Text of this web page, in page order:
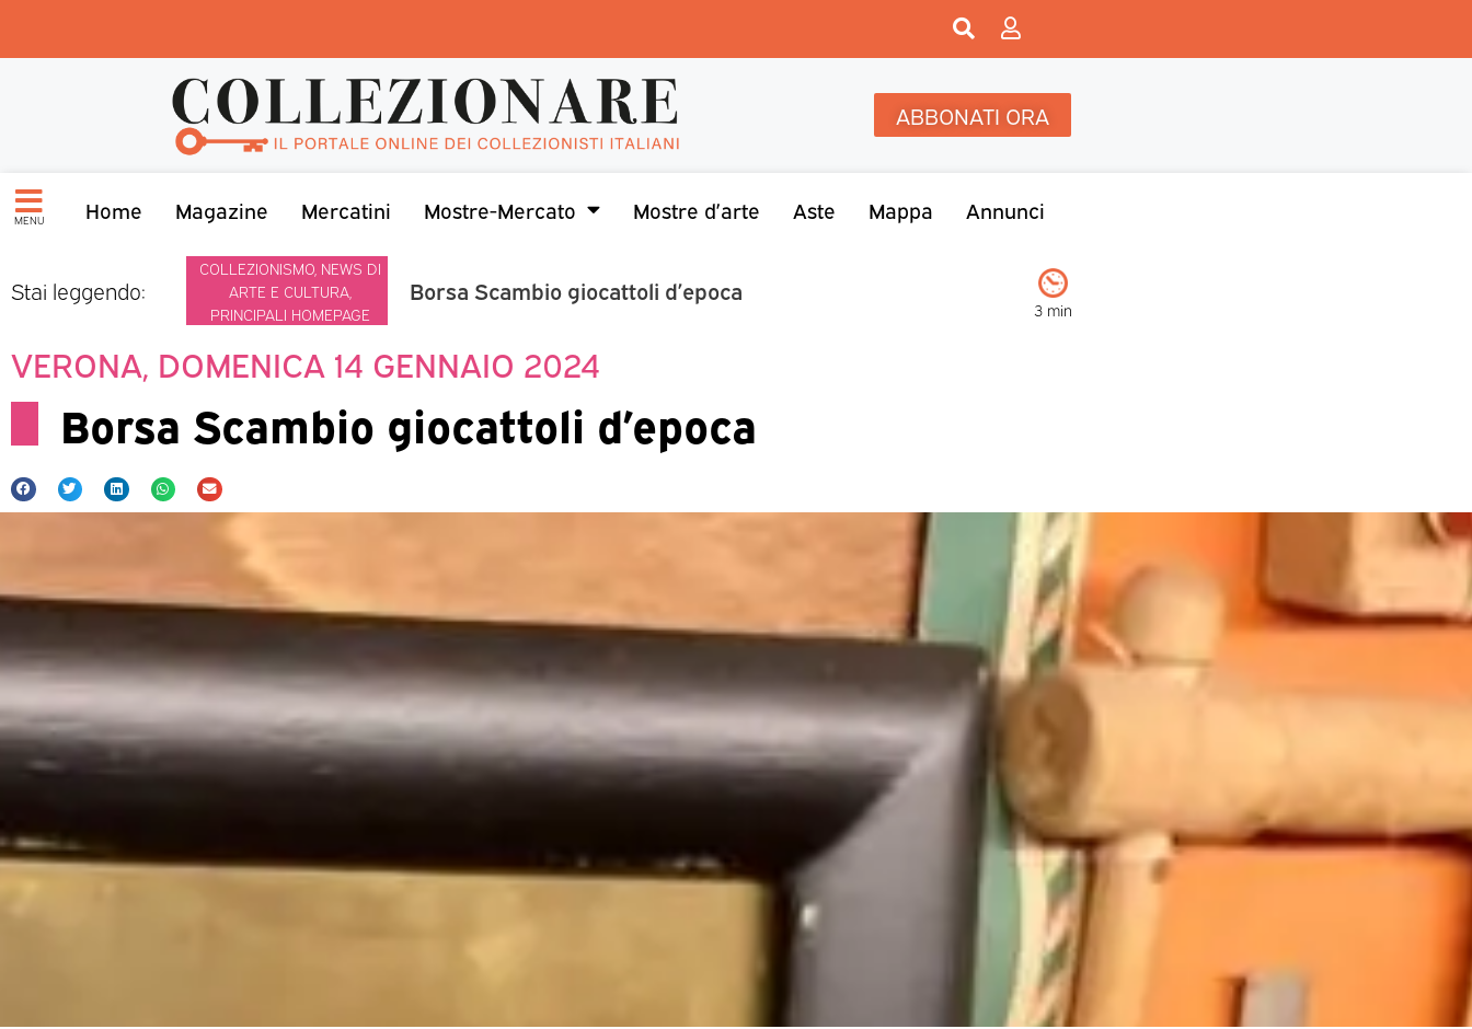
ABBONATI ORA
MENU Home Magazine Mercatini Mostre-Mercato Mostre d’arte Aste Mappa Annunci
Stai leggendo:
COLLEZIONISMO, NEWS DI
ARTE E CULTURA
PRINCIPALI HOMEPAGE
Borsa Scambio giocattoli d’epoca
3 min
VERONA, DOMENICA 14 GENNAIO 2024
Borsa Scambio giocattoli d’epoca